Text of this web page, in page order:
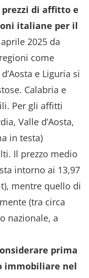
di affitto e
italiane per il
2025 da
come
e Liguria si
Calabria e
Per gli affitti
Valle d’Aosta,
in testa)
Il prezzo medio
intorno ai 13,97
mentre quello di
(tra circa
nazionale, a
prima
immobiliare nel